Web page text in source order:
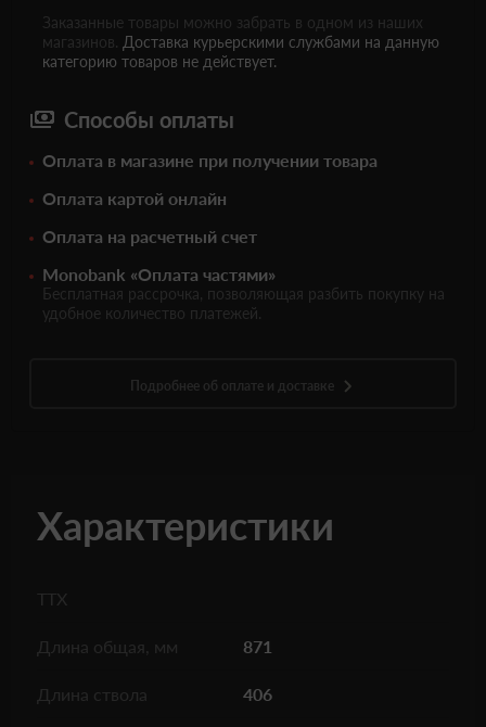
Заказанные товары можно забрать в одном из наших
магазинов. Доставка курьерскими службами на данную
категорию товаров не действует.
Способы оплаты
Оплата в магазине при получении товара
Оплата картой онлайн
Оплата на расчетный счет
Monobank «Оплата частями»
Бесплатная рассрочка, позволяющая разбить покупку на
удобное количество платежей.
Подробнее об оплате и доставке
Характеристики
ТТХ
Длина общая, мм 871
Длина ствола 406